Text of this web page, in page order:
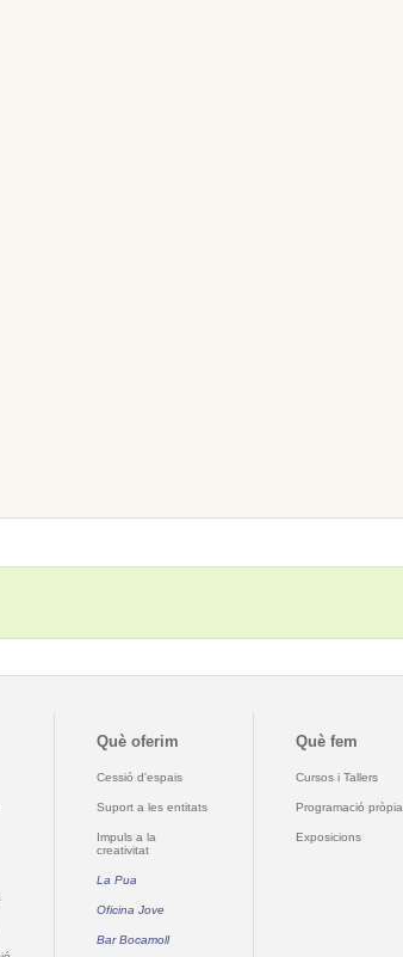
Què oferim
Cessió d'espais
Suport a les entitats
Impuls a la
creativitat
La Pua
Oficina Jove
Bar Bocamoll
Què fem
Cursos i Tallers
Programació pròpia
Exposicions